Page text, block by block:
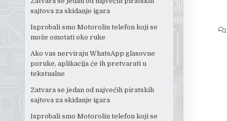
sajtova za skidanje igara
Isprobali smo Motorolin telefon koji se
može omotati oko ruke
Ako vas nerviraju WhatsApp glasovne
poruke, aplikacija će ih pretvarati u
tekstualne
Zatvara se jedan od najvećih piratskih
sajtova za skidanje igara
Isprobali smo Motorolin telefon koji se